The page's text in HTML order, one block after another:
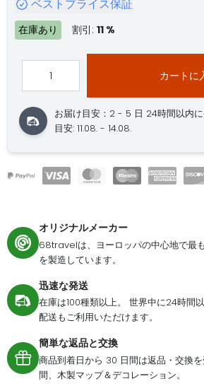
ベストプライス保証
在庫あり 割引: 11 %
カートに
お届け目安：2 - 5 日 24時間以内
目安: 11.08. - 14.08.
オリジナルメーカー
68travelは、ヨーロッパの中心地で最
を製造しています。
迅速な発送
在庫は100種類以上。 世界中に24時間
配送もご利用いただけます。
簡単な返品と交換
商品到着日から 30 日間は返品・交換
間、木製マップ＆デコレーション。